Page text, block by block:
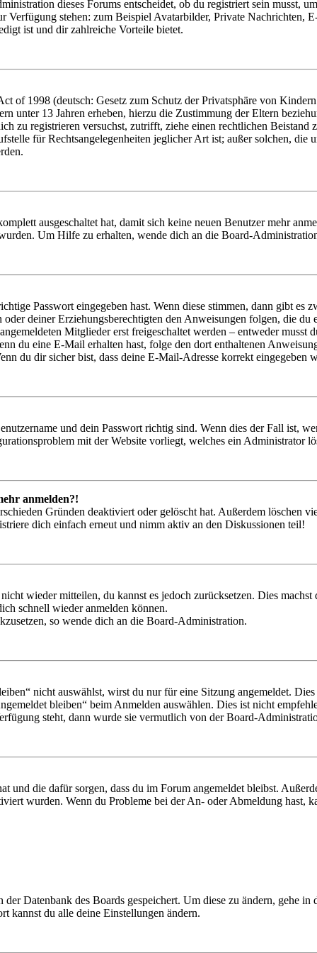
dieses Forums entscheidet, ob du registriert sein musst,
stehen: zum Beispiel Avatarbilder, Private Nachrichten,
ist und dir zahlreiche Vorteile bietet.
of 1998 (deutsch: Gesetz zum Schutz der Privatsphäre von
unter 13 Jahren erheben, hierzu die Zustimmung der Eltern
zu registrieren versuchst, zutrifft, ziehe einen rechtlichen
für Rechtsangelegenheiten jeglicher Art ist; außer solchen,
ausgeschaltet hat, damit sich keine neuen Benutzer mehr
Um Hilfe zu erhalten, wende dich an die Board-
Passwort eingegeben hast. Wenn diese stimmen, dann gibt es
deiner Erziehungsberechtigten den Anweisungen folgen, die
Mitglieder erst freigeschaltet werden – entweder musst
du eine E-Mail erhalten hast, folge den dort enthaltenen
du dir sicher bist, dass deine E-Mail-Adresse korrekt eingegeben
und dein Passwort richtig sind. Wenn dies der Fall ist,
mit der Website vorliegt, welches ein Administrator
anmelden?!
Gründen deaktiviert oder gelöscht hat. Außerdem löschen
dich einfach erneut und nimm aktiv an den Diskussionen teil!
wieder mitteilen, du kannst es jedoch zurücksetzen. Dies
schnell wieder anmelden können.
so wende dich an die Board-Administration.
nicht auswählst, wirst du nur für eine Sitzung angemeldet.
bleiben“ beim Anmelden auswählen. Dies ist nicht
steht, dann wurde sie vermutlich von der Board-
und die dafür sorgen, dass du im Forum angemeldet bleibst.
wurden. Wenn du Probleme bei der An- oder Abmeldung hast,
Datenbank des Boards gespeichert. Um diese zu ändern, gehe
kannst du alle deine Einstellungen ändern.